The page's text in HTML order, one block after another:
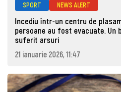
SPORT NEWS ALERT
Incediu într-un centru de
persoane au fost evacuate. Un
suferit arsuri
21 ianuarie 2026, 11:47